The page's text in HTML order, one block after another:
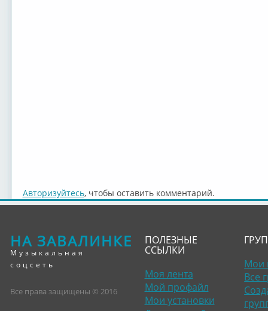
Авторизуйтесь, чтобы оставить комментарий.
НА ЗАВАЛИНКЕ
Музыкальная
соцсеть
Все права защищены © 2016
ПОЛЕЗНЫЕ
ССЫЛКИ
Моя лента
Мой профайл
Мои установки
Мои
Все